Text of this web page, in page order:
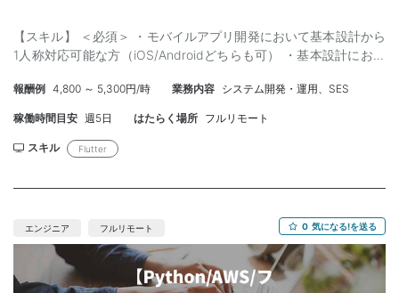
【スキル】 ＜必須＞ ・モバイルアプリ開発において基本設計から
1人称対応可能な方（iOS/Androidどちらも可） ・基本設計におけ
FireBaseを利用したアプリ開発経験（PUSH通知、強制バージョン
アップ等）
報酬例 4,800 ～ 5,300円/時 業務内容 システム開発・運用、SES
稼働時間目安 週5日 はたらく場所 フルリモート
スキル Flutter
エンジニア フルリモート 0 気になる!を送る